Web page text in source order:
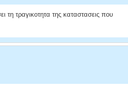
τη τραγικοτητα της καταστασεις που